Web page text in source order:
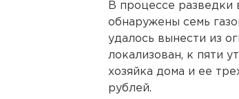
В процессе
обнаружены семь
удалось вынести из
локализован, к пяти
хозяйка дома и ее
рублей.